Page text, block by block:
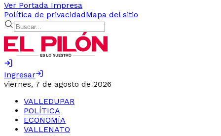
Ver Portada Impresa
Política de privacidadMapa del sitio
Ingresar
viernes, 7 de agosto de 2026
VALLEDUPAR
POLÍTICA
ECONOMÍA
VALLENATO